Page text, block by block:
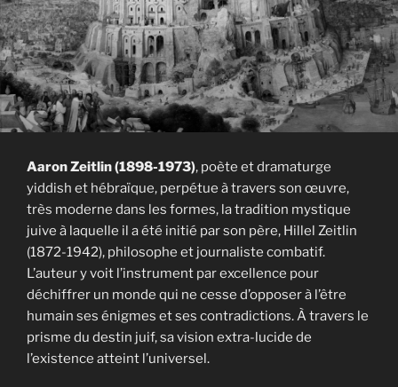
Aaron Zeitlin (1898-1973), poète et dramaturge
yiddish et hébraïque, perpétue à travers son œuvre,
très moderne dans les formes, la tradition mystique
juive à laquelle il a été initié par son père, Hillel Zeitlin
(1872-1942), philosophe et journaliste combatif.
L’auteur y voit l’instrument par excellence pour
déchiffrer un monde qui ne cesse d’opposer à l’être
humain ses énigmes et ses contradictions. À travers le
prisme du destin juif, sa vision extra-lucide de
l’existence atteint l’universel.